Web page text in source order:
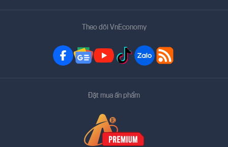
Theo dõi VnEconomy
Đặt mua ấn phẩm